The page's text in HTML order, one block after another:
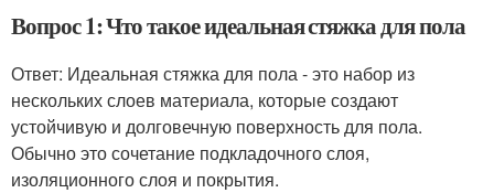
Вопрос 1: Что такое идеальная стяжка для пола
Ответ: Идеальная стяжка для пола - это набор из
нескольких слоев материала, которые создают
устойчивую и долговечную поверхность для пола.
Обычно это сочетание подкладочного слоя,
изоляционного слоя и покрытия.